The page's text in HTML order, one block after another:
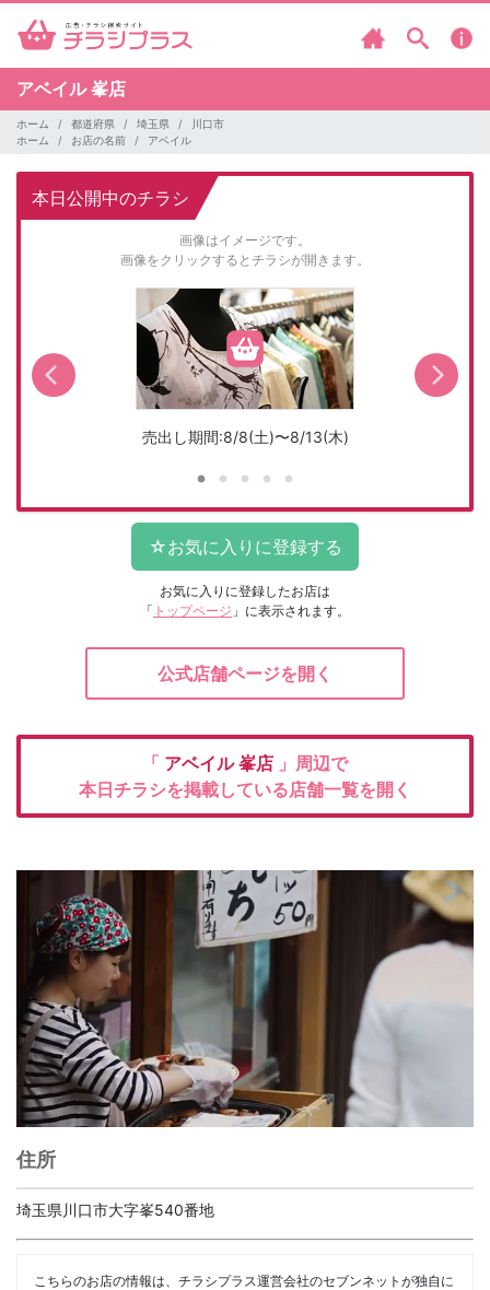
アベイル峯店
ホーム 都道府県 埼玉県
川口市
ホーム
お店の名前 アベイル
本日公開中のチラシ
画像はイメージです。
画像をクリックするとチラシが開きます。
売出し期間:8/8(土)〜8/13(木)
お気に入りに登録したお店は
「 トップページ 」に表示されます。
公式店舗ページを開く
「 アベイル峯店 」周辺で
本日チラシを掲載している店舗一覧を開く
住所
埼玉県川口市大字峯540番地
こちらのお店の情報は、チラシプラス運営会社のセブンネットが独自に